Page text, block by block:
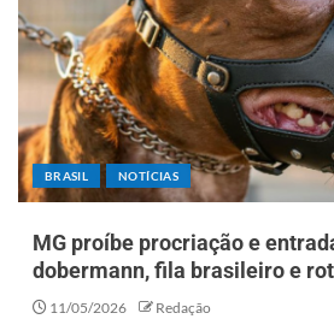
BRASIL NOTÍCIAS
MG proíbe procriação e
dobermann, fila brasileiro e
11/05/2026 Redação